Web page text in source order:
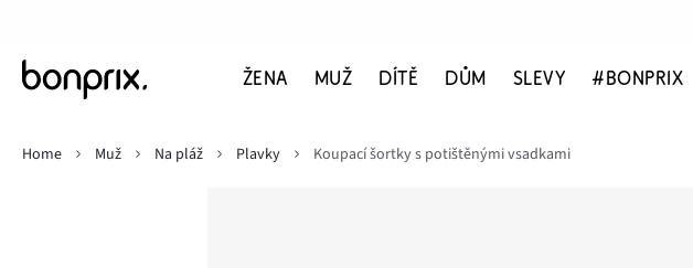
ŽENA MUŽ DÍTĚ DŮM SLEVY #BONPRIX
Home
Muž Na pláž Plavky Koupací šortky s potištěnými vsadkami